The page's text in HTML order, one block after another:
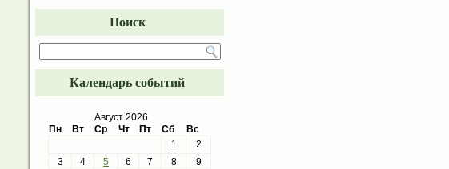
Поиск
Календарь событий
Август 2026
Пн
Вт Ср Чт Пт Сб
Вс
1
2
3
4 5 6 7 8
9